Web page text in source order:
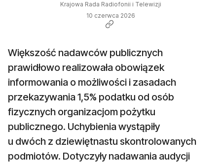
Krajowa Rada Radiofonii i Telewizji
10 czerwca 2026
Większość nadawców publicznych
prawidłowo realizowała obowiązek
informowania o możliwości i zasadach
przekazywania 1,5% podatku od osób
fizycznych organizacjom pożytku
publicznego. Uchybienia wystąpiły
u dwóch z dziewiętnastu skontrolowanych
podmiotów. Dotyczyły nadawania audycji